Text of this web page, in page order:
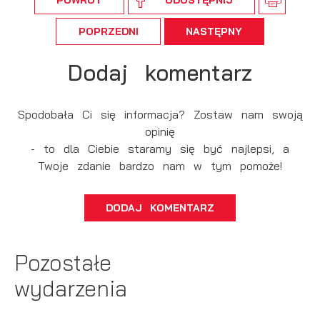
POPRZEDNI NASTĘPNY
Dodaj komentarz
Spodobała Ci się informacja? Zostaw nam swoją
opinię
- to dla Ciebie staramy się być najlepsi, a
Twoje zdanie bardzo nam w tym pomoże!
DODAJ KOMENTARZ
Pozostałe
wydarzenia